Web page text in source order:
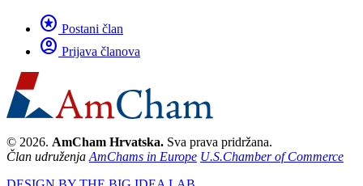
stars Postani član
account_circle Prijava članova
© 2026. AmCham Hrvatska. Sva prava pridržana.
Član udruženja AmChams in Europe U.S.Chamber of Commerce